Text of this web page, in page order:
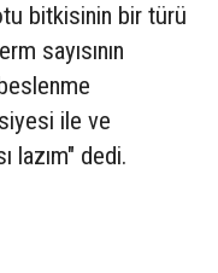
bitkisinin bir türü
sayısının
ile ve
lazım" dedi.